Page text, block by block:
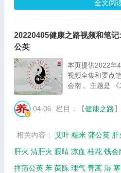
全文阅
20220405健康之路视频和笔
公英
本页提供2022年
视频全集和要点
会南 。主题是 《
方法等相关内容
04-06 栏目：【健康之路】
相关内容： 艾叶 糯米 蒲公英 肝
肝火 清肝火 眼睛 凉血 桂花 钱会
拌蒲公英 苯 茵陈 理气 青蒿 湿 寒